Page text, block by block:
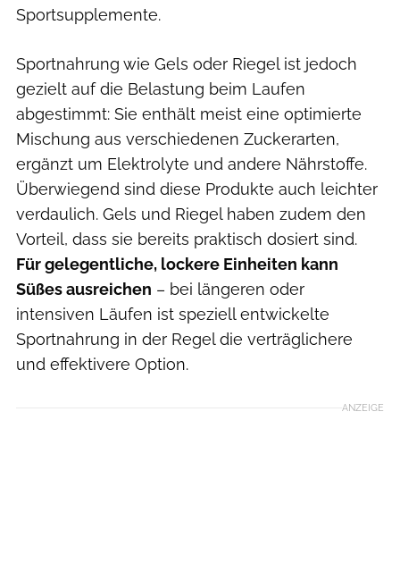
Sportsupplemente.
Sportnahrung wie Gels oder Riegel ist jedoch
gezielt auf die Belastung beim Laufen
abgestimmt: Sie enthält meist eine optimierte
Mischung aus verschiedenen Zuckerarten,
ergänzt um Elektrolyte und andere Nährstoffe.
Überwiegend sind diese Produkte auch leichter
verdaulich. Gels und Riegel haben zudem den
Vorteil, dass sie bereits praktisch dosiert sind.
Für gelegentliche, lockere Einheiten kann
Süßes ausreichen – bei längeren oder
intensiven Läufen ist speziell entwickelte
Sportnahrung in der Regel die verträglichere
und effektivere Option.
ANZEIGE